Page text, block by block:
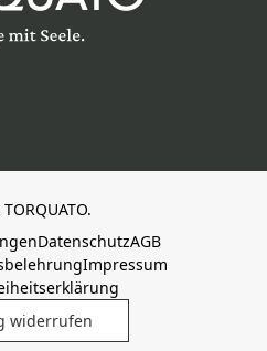
DatenschutzAGB
Impressum
widerrufen